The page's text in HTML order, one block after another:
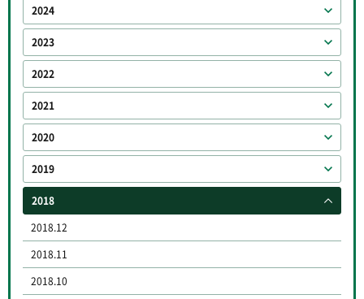
2024
2023
2022
2021
2020
2019
2018
2018.12
2018.11
2018.10